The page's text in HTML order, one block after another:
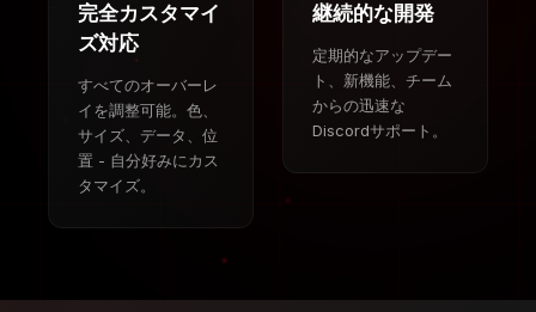
完全カスタマイ
ズ対応
すべてのオーバーレ
イを調整可能。色、
サイズ、データ、位
置 - 自分好みにカス
タマイズ。
継続的な開発
定期的なアップデー
ト、新機能、チーム
からの迅速な
Discordサポート。